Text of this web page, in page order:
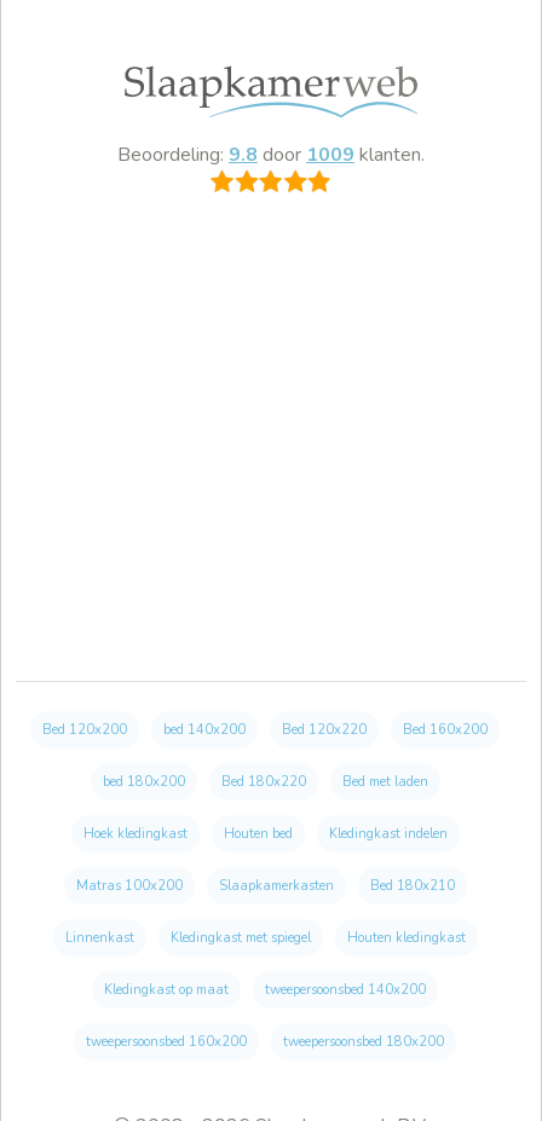
Beoordeling: 9.8 door 1009 klanten.
Bed 120x200 bed 140x200 Bed 120x220 Bed 160x200
bed 180x200 Bed 180x220 Bed met laden
Hoek kledingkast Houten bed Kledingkast indelen
Matras 100x200 Slaapkamerkasten Bed 180x210
Linnenkast Kledingkast met spiegel Houten kledingkast
Kledingkast op maat tweepersoonsbed 140x200
tweepersoonsbed 160x200 tweepersoonsbed 180x200